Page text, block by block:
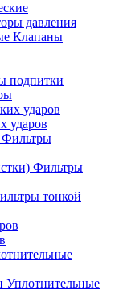
давления
Клапаны
подпитки
ударов
Фильтры
Фильтры
тонкой
Уплотнительные